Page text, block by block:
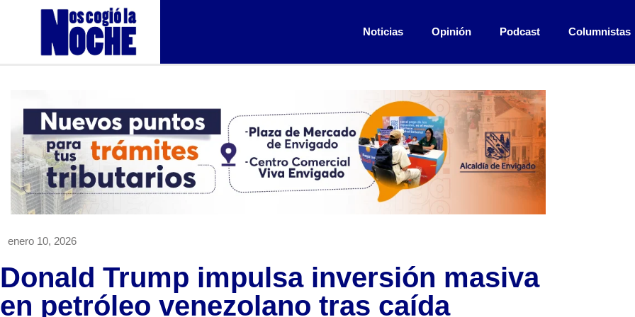
Noticias Opinión Podcast Columnistas
enero 10, 2026
Donald Trump impulsa inversión masiva
en petróleo venezolano tras caída